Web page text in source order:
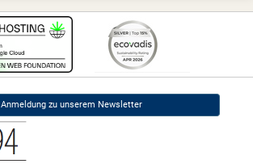
Anmeldung zu unserem Newsletter